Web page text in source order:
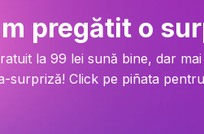
si solutii corecte.
din care se poate
se armonizeze cu
pedepsei. - Autorul
pregătit o
la 99 lei sună bine, dar
surpriză! Click pe piñata